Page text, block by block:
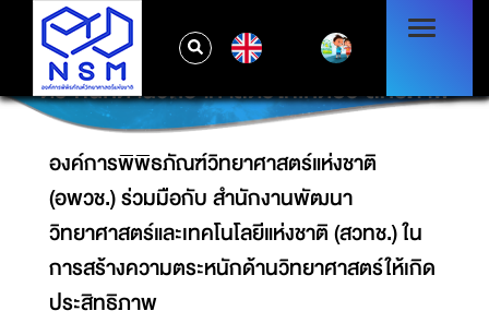
องค์การพิพิธภัณฑ์วิทยาศาสตร์แห่งชาติ (อพวช.)
ร่วมมือกับ สำนักงานพัฒนาวิทยาศาสตร์และ
เทคโนโลยีแห่งชาติ (สวทช.) ในการสร้างความ
ตระหนักด้านวิทยาศาสตร์ให้เกิดประสิทธิภาพ
องค์การพิพิธภัณฑ์วิทยาศาสตร์แห่งชาติ
(อพวช.) ร่วมมือกับ สำนักงานพัฒนา
วิทยาศาสตร์และเทคโนโลยีแห่งชาติ (สวทช.) ใน
การสร้างความตระหนักด้านวิทยาศาสตร์ให้เกิด
ประสิทธิภาพ